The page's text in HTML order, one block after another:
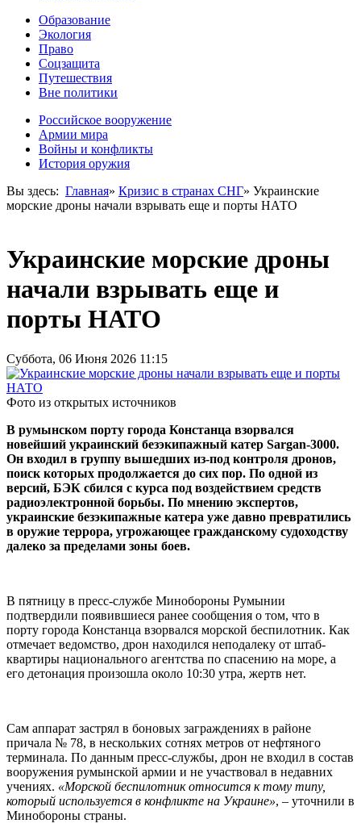
Образование
Экология
Право
Соцзащита
Путешествия
Вне политики
Российское вооружение
Армии мира
Войны и конфликты
История оружия
Вы здесь: Главная» Кризис в странах СНГ» Украинские
морские дроны начали взрывать еще и порты НАТО
Украинские морские дроны
начали взрывать еще и
порты НАТО
Суббота, 06 Июня 2026 11:15
Фото из открытых источников
В румынском порту города Констанца взорвался
новейший украинский безэкипажный катер Sargan-3000.
Он входил в группу вышедших из-под контроля дронов,
поиск которых продолжается до сих пор. По одной из
версий, БЭК сбился с курса под воздействием средств
радиоэлектронной борьбы. По мнению экспертов,
украинские безэкипажные катера уже давно превратились
в оружие террора, угрожающее гражданскому судоходству
далеко за пределами зоны боев.
В пятницу в пресс-службе Минобороны Румынии
подтвердили появившиеся ранее сообщения о том, что в
порту города Констанца взорвался морской беспилотник. Как
отмечает ведомство, дрон находился неподалеку от штаб-
квартиры национального агентства по спасению на море, а
его детонация произошла около 10:30 утра, жертв нет.
Сам аппарат застрял в боновых заграждениях в районе
причала № 78, в нескольких сотнях метров от нефтяного
терминала. По данным пресс-службы, дрон не входил в состав
вооружения румынской армии и не участвовал в недавних
учениях. «Морской беспилотник относится к тому типу,
который используется в конфликте на Украине», – уточнили в
Минобороны страны.